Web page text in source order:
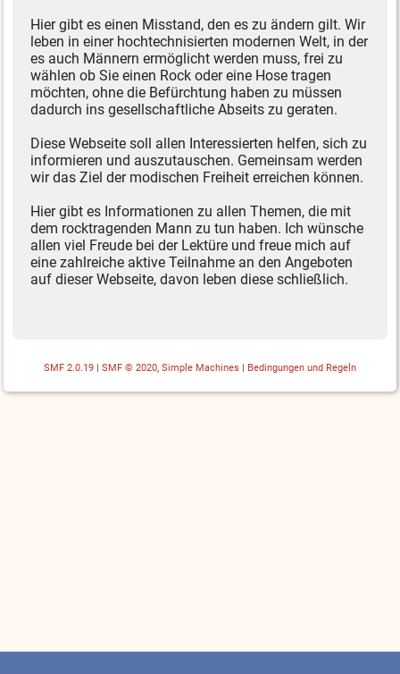
Hier gibt es einen Misstand, den es zu ändern gilt. Wir
leben in einer hochtechnisierten modernen Welt, in der
es auch Männern ermöglicht werden muss, frei zu
wählen ob Sie einen Rock oder eine Hose tragen
möchten, ohne die Befürchtung haben zu müssen
dadurch ins gesellschaftliche Abseits zu geraten.
Diese Webseite soll allen Interessierten helfen, sich zu
informieren und auszutauschen. Gemeinsam werden
wir das Ziel der modischen Freiheit erreichen können.
Hier gibt es Informationen zu allen Themen, die mit
dem rocktragenden Mann zu tun haben. Ich wünsche
allen viel Freude bei der Lektüre und freue mich auf
eine zahlreiche aktive Teilnahme an den Angeboten
auf dieser Webseite, davon leben diese schließlich.
SMF 2.0.19 | SMF © 2020 Simple Machines | Bedingungen und Regeln